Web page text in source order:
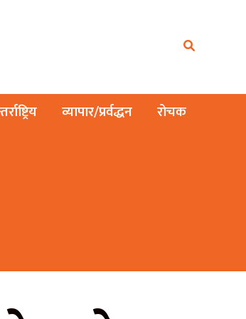
व्यापार/प्रर्वद्धन रोचक